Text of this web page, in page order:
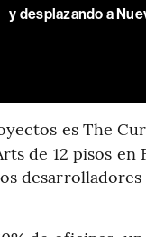
y desplazando a
es The
de 12 pisos en
desarrolladores